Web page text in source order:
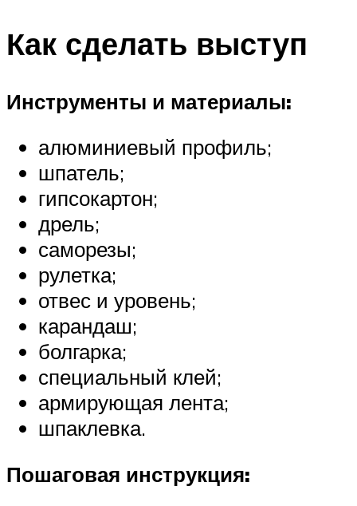
Как сделать выступ
Инструменты и материалы:
алюминиевый профиль;
шпатель;
гипсокартон;
дрель;
саморезы;
рулетка;
отвес и уровень;
карандаш;
болгарка;
специальный клей;
армирующая лента;
шпаклевка.
Пошаговая инструкция: